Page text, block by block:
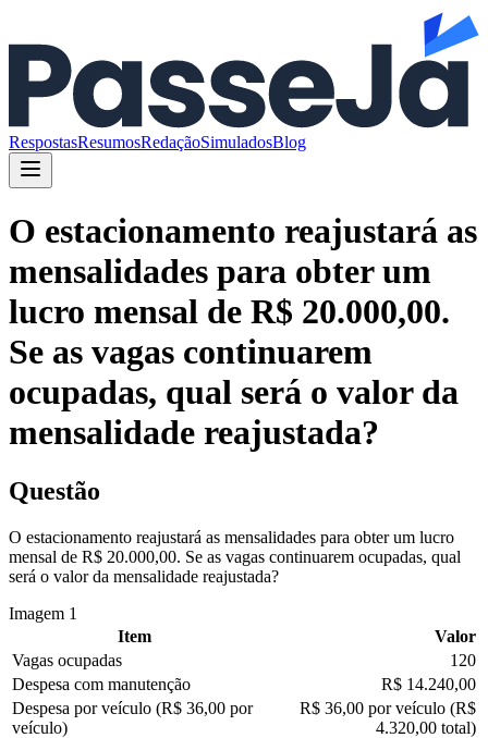
RespostasResumosRedaçãoSimuladosBlog
O estacionamento reajustará as
mensalidades para obter um
lucro mensal de R$ 20.000,00.
Se as vagas continuarem
ocupadas, qual será o valor da
mensalidade reajustada?
Questão
O estacionamento reajustará as mensalidades para obter um lucro
mensal de R$ 20.000,00. Se as vagas continuarem ocupadas, qual
será o valor da mensalidade reajustada?
Imagem 1
Item
Valor
Vagas ocupadas
120
Despesa com manutenção
R$ 14.240,00
Despesa por veículo (R$ 36,00 por
veículo)
R$ 36,00 por veículo (R$
4.320,00 total)